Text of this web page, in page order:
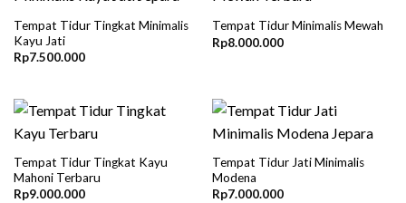
Tempat Tidur Tingkat Minimalis
Kayu Jati
Rp7.500.000
Tempat Tidur Minimalis Mewah
Rp8.000.000
Tempat Tidur Tingkat Kayu
Mahoni Terbaru
Rp9.000.000
Tempat Tidur Jati Minimalis
Modena
Rp7.000.000